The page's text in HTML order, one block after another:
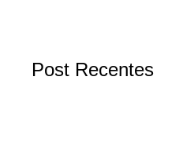
Post Recentes